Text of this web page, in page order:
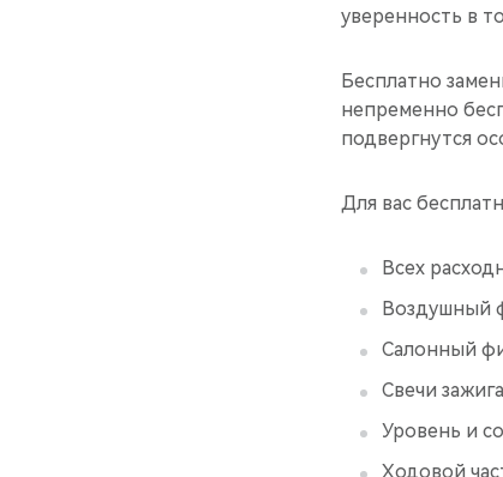
уверенность в
Бесплатно
непременно
подвергнутся
Для вас
Всех
Воздушный
Салонный
Свечи
Уровень и
Ходовой